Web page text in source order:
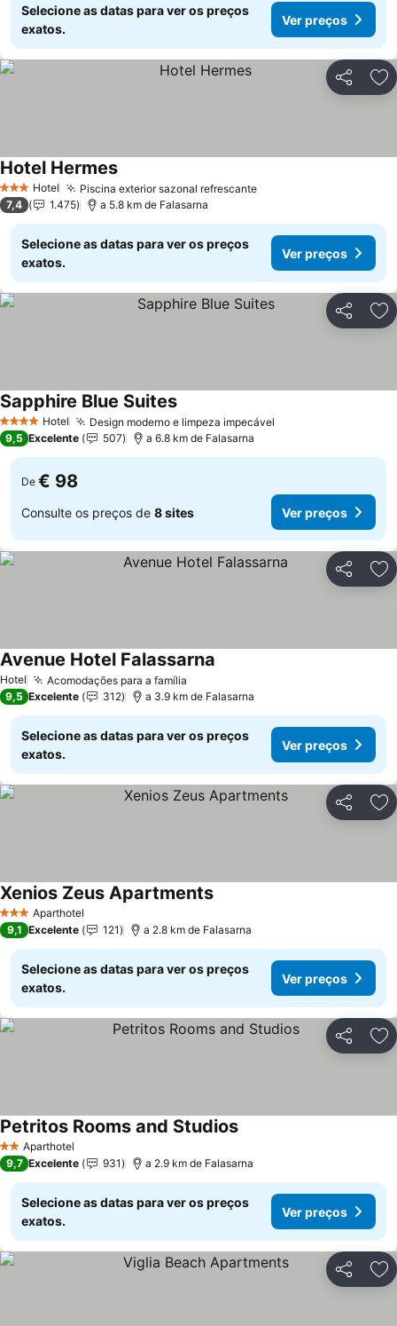
Selecione as datas para ver os preços
exatos.
Ver preços
Partilhar
3 EstrelasHotel Piscina exterior sazonal refrescante
Hotel Hermes
7,4 1.475 a 5.8 km de Falasarna
Selecione as datas para ver os preços
exatos.
Ver preços
Partilhar
4 EstrelasHotel Design moderno e limpeza impecável
Sapphire Blue Suites
9,5 Excelente 507 a 6.8 km de Falasarna
De € 98
Consulte os preços de 8 sites Ver preços
Partilhar
Hotel Acomodações para a família
Avenue Hotel Falassarna
9,5 Excelente 312 a 3.9 km de Falasarna
Selecione as datas para ver os preços
exatos.
Ver preços
Partilhar
3 EstrelasAparthotel
Xenios Zeus Apartments
9,1 Excelente 121 a 2.8 km de Falasarna
Selecione as datas para ver os preços
exatos.
Ver preços
Partilhar
2 EstrelasAparthotel
Petritos Rooms and Studios
9,7 Excelente 931 a 2.9 km de Falasarna
Selecione as datas para ver os preços
exatos.
Ver preços
Partilhar